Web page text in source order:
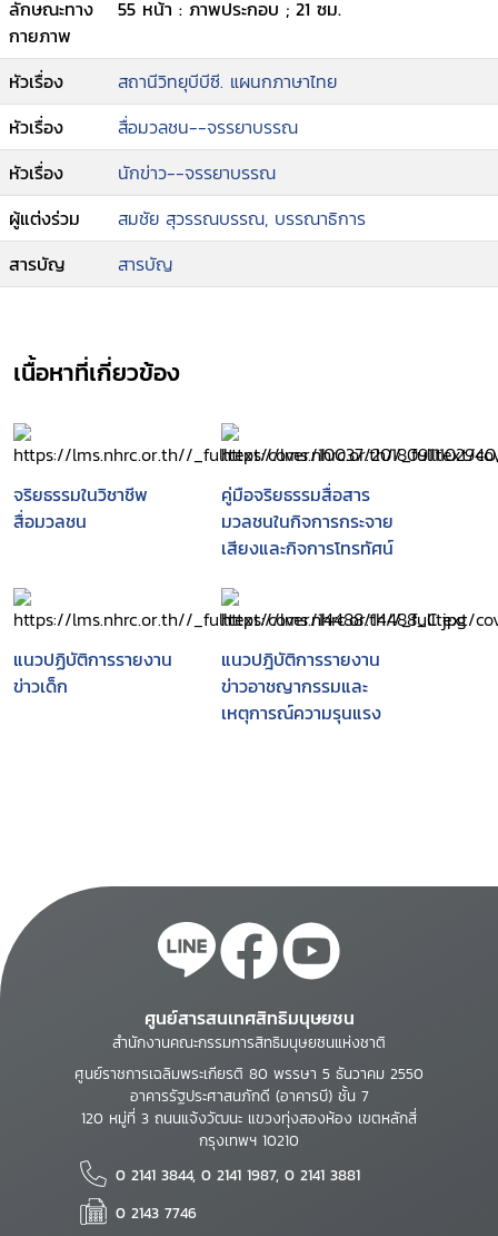
ลักษณะทาง
กายภาพ
55 หน้า : ภาพประกอบ ; 21 ซม.
หัวเรื่อง
สถานีวิทยุบีบีซี. แผนกภาษาไทย
หัวเรื่อง
สื่อมวลชน--จรรยาบรรณ
หัวเรื่อง
นักข่าว--จรรยาบรรณ
ผู้แต่งร่วม
สมชัย สุวรรณบรรณ, บรรณาธิการ
สารบัญ
สารบัญ
เนื้อหาที่เกี่ยวข้อง
จริยธรรมในวิชาชีพ
สื่อมวลชน
คู่มือจริยธรรมสื่อสาร
มวลชนในกิจการกระจาย
เสียงและกิจการโทรทัศน์
แนวปฏิบัติการรายงาน
ข่าวเด็ก
แนวปฎิบัติการรายงาน
ข่าวอาชญากรรมและ
เหตุการณ์ความรุนแรง
ศูนย์สารสนเทศสิทธิมนุษยชน
สำนักงานคณะกรรมการสิทธิมนุษยชนแห่งชาติ
ศูนย์ราชการเฉลิมพระเกียรติ 80 พรรษา 5 ธันวาคม 2550
อาคารรัฐประศาสนภักดี (อาคารบี) ชั้น 7
120 หมู่ที่ 3 ถนนแจ้งวัฒนะ แขวงทุ่งสองห้อง เขตหลักสี่
กรุงเทพฯ 10210
0 2141 3844, 0 2141 1987, 0 2141 3881
0 2143 7746